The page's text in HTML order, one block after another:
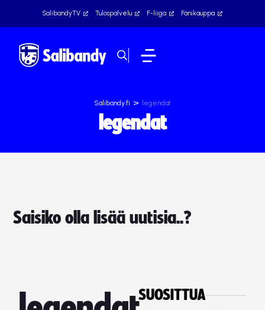
SalibandyTV Tulospalvelu F-liiga Fanikauppa
Salibandy.fi > legendat
legendat
Saisiko olla lisää uutisia..?
SUOSITTUA